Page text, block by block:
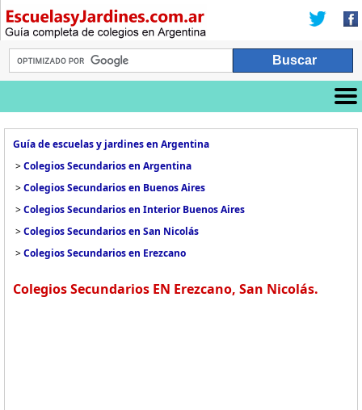
Guía de escuelas y jardines en Argentina
>Colegios Secundarios en Argentina
>Colegios Secundarios en Buenos Aires
>Colegios Secundarios en Interior Buenos Aires
>Colegios Secundarios en San Nicolás
>Colegios Secundarios en Erezcano
Colegios Secundarios EN Erezcano, San Nicolás.